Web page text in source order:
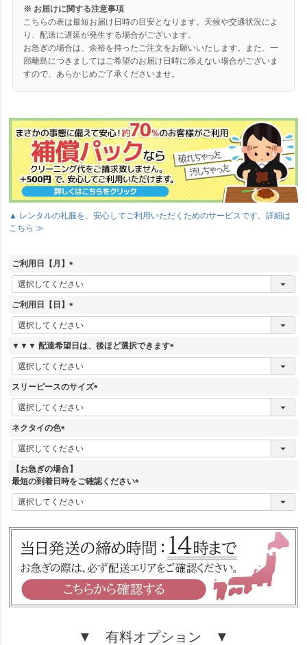
※ お届けに関する注意事項
こちらの表は最短お届け日時の目安となります。天候や交通状況によ
り、配送に遅延が発生する場合がございます。
お急ぎの場合は、余裕を持ったご注文をお願いいたします。また、一
部離島につきましてはご希望のお届け日時に添えない場合がございま
すので、あらかじめご了承くださいませ。
▲ レンタルの礼服を、安心してご利用いただくためのサービスです。詳細は
こちら ≫
ご利用日【月】
(
必
須
)
ご利用日【日】
(
必
須
)
▼▼▼ 配達希望日は、後ほど選択できます
(
必
)
スリーピースのサイズ
(
必
)
ネクタイの色
(
必
須
)
【お急ぎの場合】
最短の到着日時をご確認ください
(
必
▼ 有料オプション ▼